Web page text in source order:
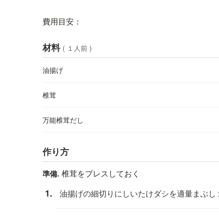
費用目安：
材料 ( １人前 )
油揚げ
椎茸
万能椎茸だし
作り方
準備. 椎茸をプレスしておく
油揚げの細切りにしいたけダシを適量まぶ